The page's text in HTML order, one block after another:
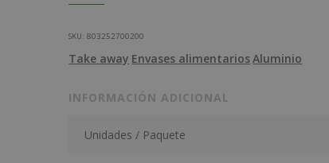
SKU:803252700200
Take away Envases alimentariosAluminio
INFORMACIÓN ADICIONAL
Unidades / Paquete